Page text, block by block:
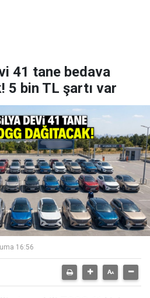
41 tane bedava
5 bin TL şartı var
16:56